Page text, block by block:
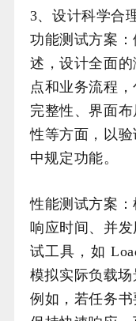
3、设计科学合
功能测试方案
述，设计全面
点和业务流程
完整性、界面
性等方面，以
中规定功能。
性能测试方案
响应时间、并
试工具，如
模拟实际负载场
例如，若任务